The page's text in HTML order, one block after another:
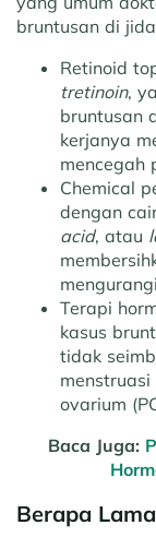
bruntusan di
Retinoid
tretinoin,
bruntusan
kerjanya
mencegah
Chemical
dengan
acid, atau
Terapi
kasus
tidak
ovarium
Baca Juga:
Berapa